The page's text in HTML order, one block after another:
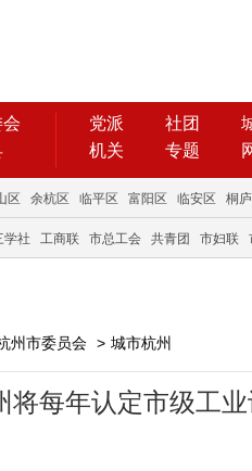
党派 社团
机关
专题
区 余杭区 临平区 富阳区 临安区 桐
学社 工商联 市总工会 共青团 市妇联
州市委员会 > 城市杭州
将每年认定市级工